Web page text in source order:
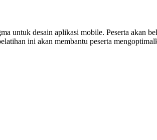
untuk desain aplikasi mobile. Peserta akan
ini akan membantu peserta